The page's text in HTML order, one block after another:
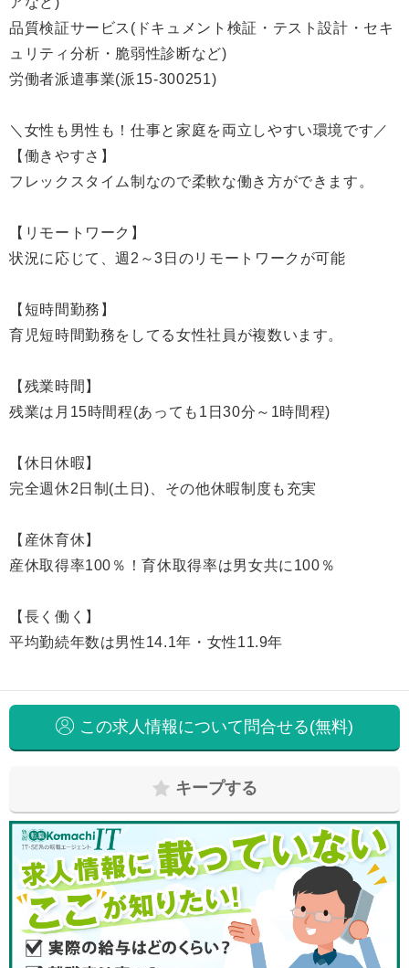
品質検証サービス(ドキュメント検証・テスト設計・セキ
ュリティ分析・脆弱性診断など)
労働者派遣事業(派15-300251)
＼女性も男性も！仕事と家庭を両立しやすい環境です／
【働きやすさ】
フレックスタイム制なので柔軟な働き方ができます。
【リモートワーク】
状況に応じて、週2～3日のリモートワークが可能
【短時間勤務】
育児短時間勤務をしてる女性社員が複数います。
【残業時間】
残業は月15時間程(あっても1日30分～1時間程)
【休日休暇】
完全週休2日制(土日)、その他休暇制度も充実
【産休育休】
産休取得率100％！育休取得率は男女共に100％
【長く働く】
平均勤続年数は男性14.1年・女性11.9年
この求人情報について問合せる(無料)
キープする